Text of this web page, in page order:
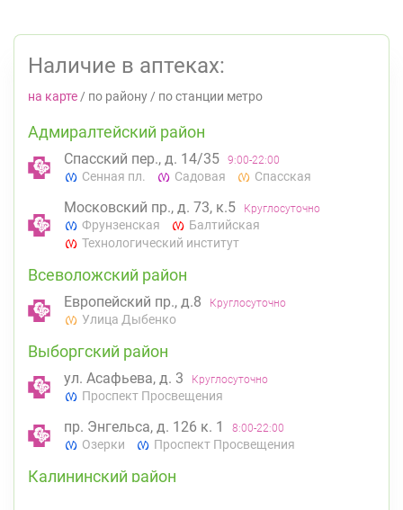
Наличие в аптеках:
на карте / по району / по станции метро
Адмиралтейский район
Спасский пер., д. 14/35 9:00-22:00
Сенная пл. Садовая Спасская
Московский пр., д. 73, к.5 Круглосуточно
Фрунзенская
Балтийская
Технологический институт
Всеволожский район
Европейский пр., д.8 Круглосуточно
Улица Дыбенко
Выборгский район
ул. Асафьева, д. 3 Круглосуточно
Проспект Просвещения
пр. Энгельса, д. 126 к. 1 8:00-22:00
Озерки Проспект Просвещения
Калининский район